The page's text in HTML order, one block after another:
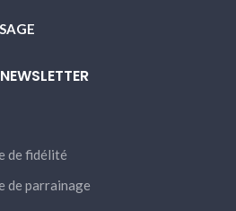
de fidélité
de parrainage